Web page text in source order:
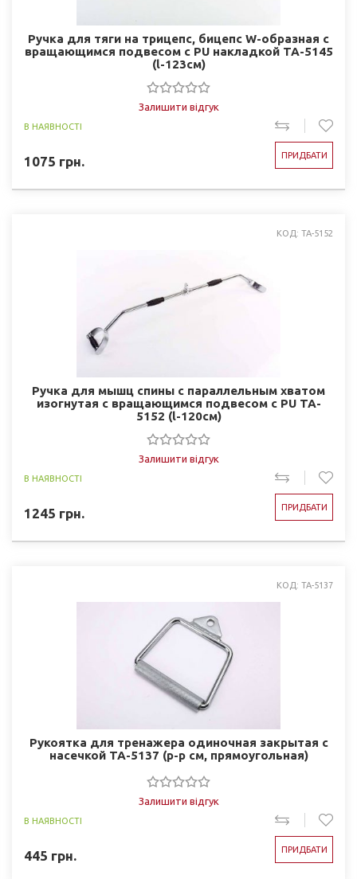
Ручка для тяги на трицепс, бицепс W-образная c
вращающимся подвесом с PU накладкой TA-5145
(l-123см)
Залишити відгук
В НАЯВНОСТІ
1075 грн. ПРИДБАТИ
КОД: TA-5152
Ручка для мышц спины с параллельным хватом
изогнутая c вращающимся подвесом с PU TA-
5152 (l-120см)
Залишити відгук
В НАЯВНОСТІ
1245 грн. ПРИДБАТИ
КОД: TA-5137
Рукоятка для тренажера одиночная закрытая с
насечкой TA-5137 (р-р см, прямоугольная)
Залишити відгук
В НАЯВНОСТІ
445 грн. ПРИДБАТИ